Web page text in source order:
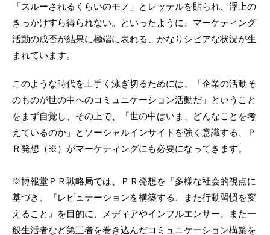
「スルーされるくらいのモノ」とレッテルを貼られ、浮上の
きっかけすら得られない。といったように、マーケティング
活動の成否が結果に極端に表れる、かなりシビアな状況が生
まれています。
このような時代を上手く泳ぎ切るためには、「企業の活動そ
のものが世の中へのコミュニケーション活動だ」ということ
をまず自覚し、その上で、「世の中はいま、どんなことを考
えているのか」とソーシャルインサイトを強く意識する、Ｐ
Ｒ発想（※）がマーケティングにも必要になってきます。
※博報堂ＰＲ戦略局では、ＰＲ発想を「多様な社会的視点に
基づき、​『レピュテーションを構築する、また行動習慣を変
えること』を目的に、メディアやインフルエンサー、また一
般生活者など第三者を巻き込んだ​コミュニケーション構築を